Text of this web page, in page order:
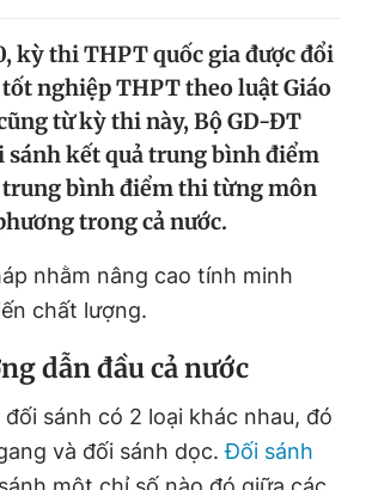
Magazine
Liên hệ quảng cáo
kỳ thi THPT quốc gia được đổi
nghiệp THPT theo luật Giáo
cũng từ kỳ thi này, Bộ GD-ĐT
sánh kết quả trung bình điểm
bình điểm thi từng môn
trong cả nước.
nhằm nâng cao tính minh
chất lượng.
dẫn đầu cả nước
sánh có 2 loại khác nhau, đó
và đối sánh dọc.Đối sánh